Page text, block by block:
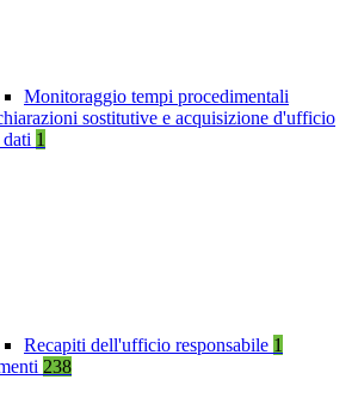
Monitoraggio tempi procedimentali
sostitutive e acquisizione d'ufficio
1
Recapiti dell'ufficio responsabile 1
238